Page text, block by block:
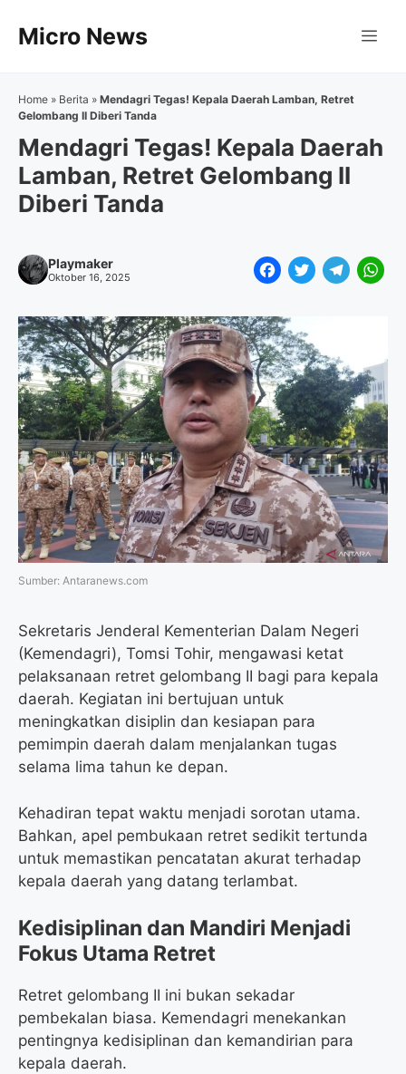
Micro News
Home » Berita » Mendagri Tegas! Kepala Daerah Lamban, Retret
Gelombang II Diberi Tanda
Mendagri Tegas! Kepala Daerah
Lamban, Retret Gelombang II
Diberi Tanda
Playmaker
Oktober 16, 2025
F
c
e
b
o
o
k
T
i
t
t
e
r
T
e
g
r
a
m
W
s
A
p
p
Sumber: Antaranews.com
Sekretaris Jenderal Kementerian Dalam Negeri
(Kemendagri), Tomsi Tohir, mengawasi ketat
pelaksanaan retret gelombang II bagi para kepala
daerah. Kegiatan ini bertujuan untuk
meningkatkan disiplin dan kesiapan para
pemimpin daerah dalam menjalankan tugas
selama lima tahun ke depan.
Kehadiran tepat waktu menjadi sorotan utama.
Bahkan, apel pembukaan retret sedikit tertunda
untuk memastikan pencatatan akurat terhadap
kepala daerah yang datang terlambat.
Kedisiplinan dan Mandiri Menjadi
Fokus Utama Retret
Retret gelombang II ini bukan sekadar
pembekalan biasa. Kemendagri menekankan
pentingnya kedisiplinan dan kemandirian para
kepala daerah.